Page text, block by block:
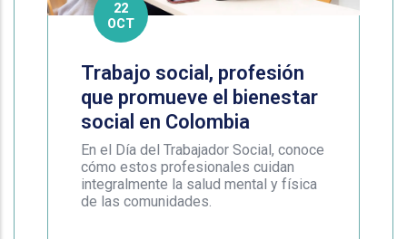
22
OCT
Trabajo social, profesión
que promueve el bienestar
social en Colombia
En el Día del Trabajador Social, conoce
cómo estos profesionales cuidan
integralmente la salud mental y física
de las comunidades.